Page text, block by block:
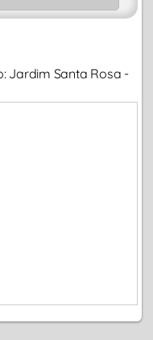
Jardim Santa Rosa -